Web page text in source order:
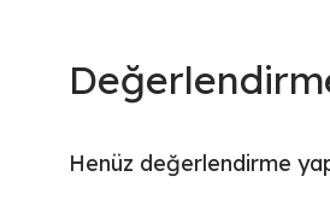
Henüz değerlendirme